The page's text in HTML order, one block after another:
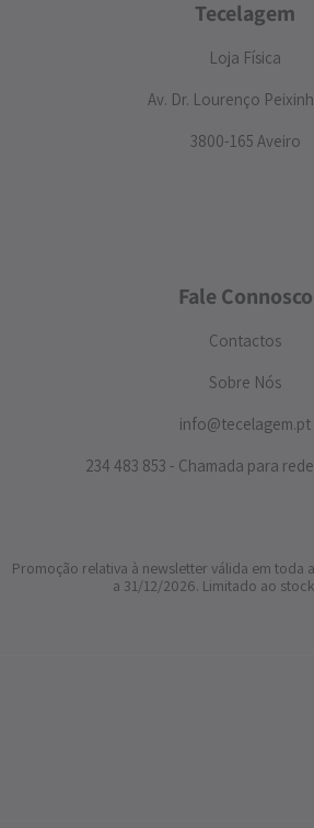
Tecelagem
Loja Física
Av. Dr. Lourenço
3800-165 Aveiro
Fale Connosco
Contactos
Sobre Nós
info@tecelagem.pt
234 483 853 - Chamada para
Promoção relativa à newsletter válida em toda
a 31/12/2026. Limitado ao